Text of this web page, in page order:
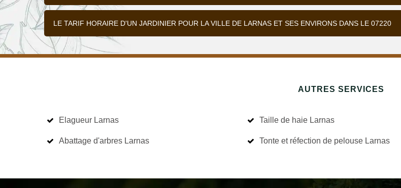
LE TARIF HORAIRE D'UN JARDINIER POUR LA VILLE DE LARNAS ET SES ENVIRONS DANS LE 07220
AUTRES SERVICES
Elagueur Larnas
Abattage d'arbres Larnas
Taille de haie Larnas
Tonte et réfection de pelouse Larnas